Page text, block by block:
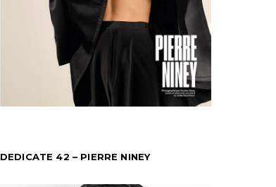
DEDICATE 42 – PIERRE NINEY